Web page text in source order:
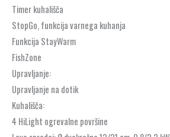
Timer kuhališča
StopGo, funkcija varnega kuhanja
Funkcija StayWarm
FishZone
Upravljanje:
Upravljanje na dotik
Kuhališča:
4 HiLight ogrevalne površine